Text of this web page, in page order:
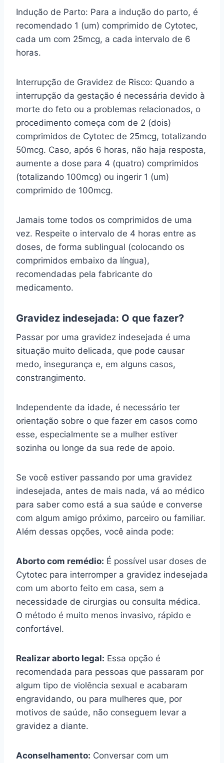
Indução de Parto: Para a indução do parto, é
recomendado 1 (um) comprimido de Cytotec,
cada um com 25mcg, a cada intervalo de 6
horas.
Interrupção de Gravidez de Risco: Quando a
interrupção da gestação é necessária devido à
morte do feto ou a problemas relacionados, o
procedimento começa com de 2 (dois)
comprimidos de Cytotec de 25mcg, totalizando
50mcg. Caso, após 6 horas, não haja resposta,
aumente a dose para 4 (quatro) comprimidos
(totalizando 100mcg) ou ingerir 1 (um)
comprimido de 100mcg.
Jamais tome todos os comprimidos de uma
vez. Respeite o intervalo de 4 horas entre as
doses, de forma sublingual (colocando os
comprimidos embaixo da língua),
recomendadas pela fabricante do
medicamento.
Gravidez indesejada: O que fazer?
Passar por uma gravidez indesejada é uma
situação muito delicada, que pode causar
medo, insegurança e, em alguns casos,
constrangimento.
Independente da idade, é necessário ter
orientação sobre o que fazer em casos como
esse, especialmente se a mulher estiver
sozinha ou longe da sua rede de apoio.
Se você estiver passando por uma gravidez
indesejada, antes de mais nada, vá ao médico
para saber como está a sua saúde e converse
com algum amigo próximo, parceiro ou familiar.
Além dessas opções, você ainda pode:
Aborto com remédio: É possível usar doses de
Cytotec para interromper a gravidez indesejada
com um aborto feito em casa, sem a
necessidade de cirurgias ou consulta médica.
O método é muito menos invasivo, rápido e
confortável.
Realizar aborto legal: Essa opção é
recomendada para pessoas que passaram por
algum tipo de violência sexual e acabaram
engravidando, ou para mulheres que, por
motivos de saúde, não conseguem levar a
gravidez a diante.
Aconselhamento: Conversar com um